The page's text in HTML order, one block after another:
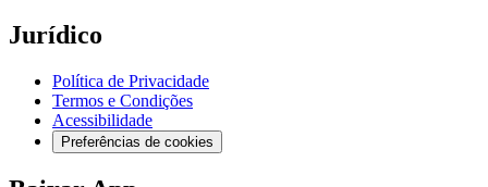
Jurídico
Política de Privacidade
Termos e Condições
Acessibilidade
Preferências de cookies